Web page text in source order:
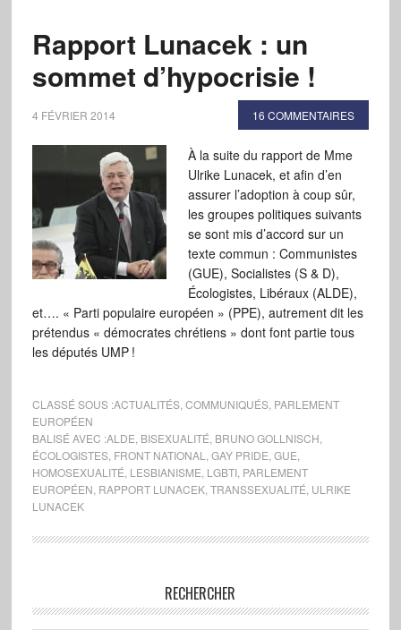
Rapport Lunacek : un
sommet d’hypocrisie !
4 FÉVRIER 2014 16 COMMENTAIRES
À la suite du rapport de Mme
Ulrike Lunacek, et afin d’en
assurer l’adoption à coup sûr,
les groupes politiques suivants
se sont mis d’accord sur un
texte commun : Communistes
(GUE), Socialistes (S & D),
Écologistes, Libéraux (ALDE),
et…. « Parti populaire européen » (PPE), autrement dit les
prétendus « démocrates chrétiens » dont font partie tous
les députés UMP !
CLASSÉ SOUS :ACTUALITÉS, COMMUNIQUÉS, PARLEMENT
EUROPÉEN
BALISÉ AVEC :ALDE BISEXUALITÉ BRUNO GOLLNISCH
ÉCOLOGISTES, FRONT NATIONAL GAY PRIDE GUE
HOMOSEXUALITÉ LESBIANISME LGBTI, PARLEMENT
EUROPÉEN RAPPORT LUNACEK, TRANSSEXUALITÉ ULRIKE
LUNACEK
RECHERCHER